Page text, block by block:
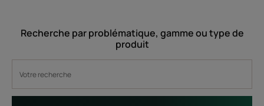
Recherche par problématique, gamme ou type de
produit